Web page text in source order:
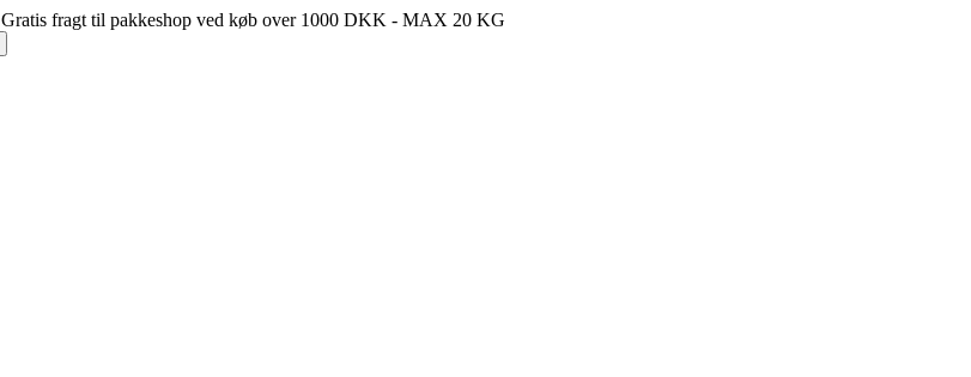
Gratis fragt til pakkeshop ved køb over 1000 DKK - MAX 20 KG